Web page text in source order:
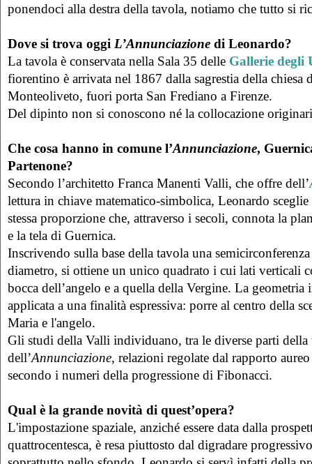
ponendoci alla destra della tavola, notiamo che tutto si
Dove si trova oggi L’Annunciazione di Leonardo?
La tavola è conservata nella Sala 35 delle Gallerie degli
fiorentino è arrivata nel 1867 dalla sagrestia della chiesa
Monteoliveto, fuori porta San Frediano a Firenze.
Del dipinto non si conoscono né la collocazione
Che cosa hanno in comune l’Annunciazione,
Partenone?
Secondo l’architetto Franca Manenti Valli, che offre dell’
lettura in chiave matematico-simbolica, Leonardo sceglie
stessa proporzione che, attraverso i secoli, connota la
e la tela di Guernica.
Inscrivendo sulla base della tavola una
diametro, si ottiene un unico quadrato i cui lati verticali
bocca dell’angelo e a quella della Vergine. La geometria
applicata a una finalità espressiva: porre al centro della
Maria e l'angelo.
Gli studi della Valli individuano, tra le diverse parti della
dell’Annunciazione, relazioni regolate dal rapporto
secondo i numeri della progressione di Fibonacci.
Qual è la grande novità di quest’opera?
L'impostazione spaziale, anziché essere data dalla
quattrocentesca, è resa piuttosto dal digradare